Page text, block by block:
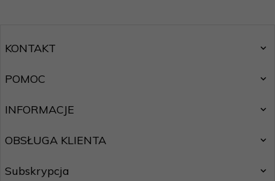
KONTAKT
POMOC
INFORMACJE
OBSŁUGA KLIENTA
Subskrypcja